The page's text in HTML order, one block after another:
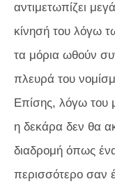
αντιμετωπίζει
κίνησή του λόγω
τα μόρια ωθούν
πλευρά του
Επίσης, λόγω του
η δεκάρα δεν θα
διαδρομή όπως
περισσότερο σαν